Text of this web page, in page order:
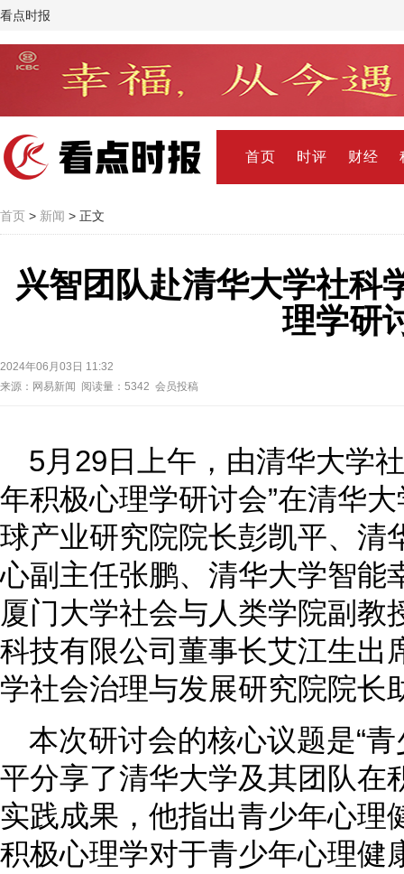
看点时报
首页 时评 财经
首页 > 新闻 > 正文
兴智团队赴清华大学社科
理学研
2024年06月03日 11:32
来源：网易新闻 阅读量：5342 会员投稿
5月29日上午，由清华大学
年积极心理学研讨会”在清华
球产业研究院院长彭凯平、清
心副主任张鹏、清华大学智能
厦门大学社会与人类学院副教
科技有限公司董事长艾江生出
学社会治理与发展研究院院长
本次研讨会的核心议题是“
平分享了清华大学及其团队在
实践成果，他指出青少年心理
积极心理学对于青少年心理健